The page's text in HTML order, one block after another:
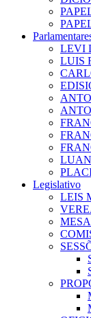
LEVI
LUIS
Legislativo
LEIS